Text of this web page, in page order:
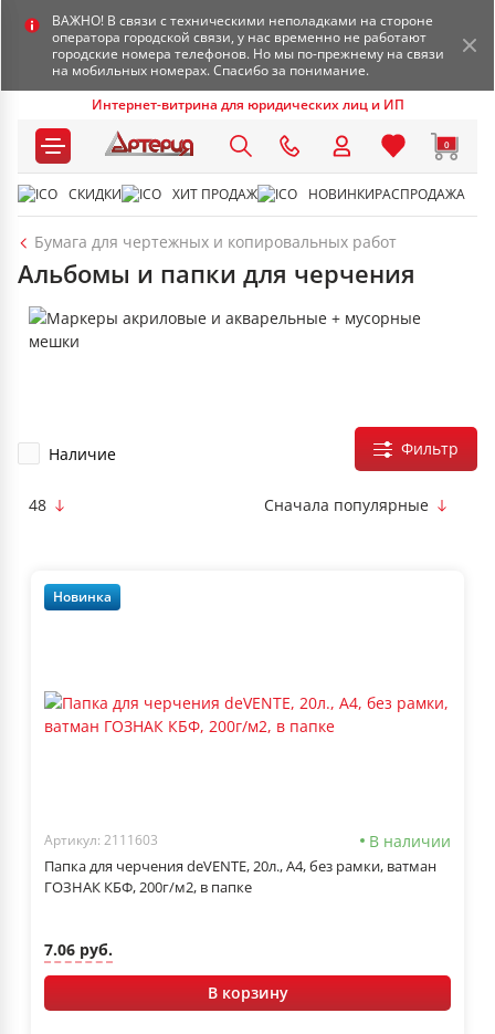
ВАЖНО! В связи с техническими неполадками на стороне
оператора городской связи, у нас временно не работают
городские номера телефонов. Но мы по-прежнему на связи
на мобильных номерах. Спасибо за понимание.
Интернет-витрина для юридических лиц и ИП
0
СКИДКИ ХИТ ПРОДАЖ НОВИНКИРАСПРОДАЖА
Бумага для чертежных и копировальных работ
Альбомы и папки для черчения
Наличие
48 Сначала популярные
Фильтр
Новинка
Артикул: 2111603 В наличии
Папка для черчения deVENTE, 20л., А4, без рамки, ватман
ГОЗНАК КБФ, 200г/м2, в папке
7.06 руб.
В корзину